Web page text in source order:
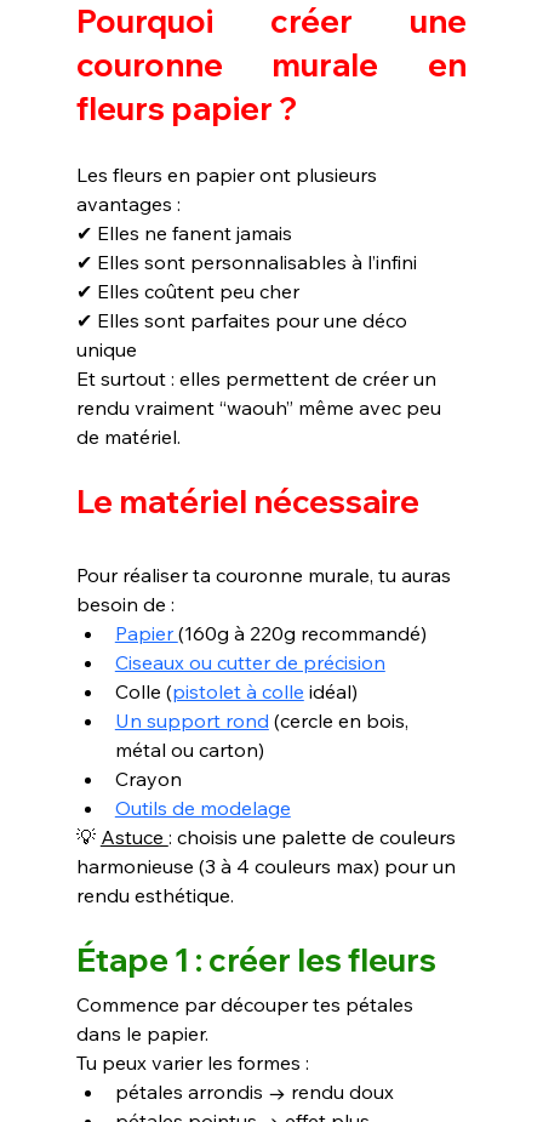
Pourquoi créer une
couronne murale en
fleurs papier ?
Les fleurs en papier ont plusieurs
avantages :
✔ Elles ne fanent jamais
✔ Elles sont personnalisables à l’infini
✔ Elles coûtent peu cher
✔ Elles sont parfaites pour une déco
unique
Et surtout : elles permettent de créer un
rendu vraiment “waouh” même avec peu
de matériel.
Le matériel nécessaire
Pour réaliser ta couronne murale, tu auras
besoin de :
Papier (160g à 220g recommandé)
Ciseaux ou cutter de précision
Colle (pistolet à colle idéal)
Un support rond (cercle en bois,
métal ou carton)
Crayon
Outils de modelage
💡 Astuce : choisis une palette de couleurs
harmonieuse (3 à 4 couleurs max) pour un
rendu esthétique.
Étape 1 : créer les fleurs
Commence par découper tes pétales
dans le papier.
Tu peux varier les formes :
pétales arrondis → rendu doux